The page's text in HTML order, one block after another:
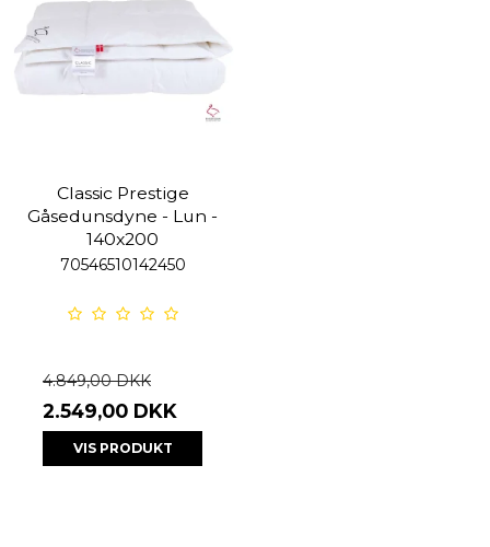
Classic Prestige
Gåsedunsdyne - Lun -
140x200
70546510142450
4.849,00 DKK
2.549,00 DKK
VIS PRODUKT